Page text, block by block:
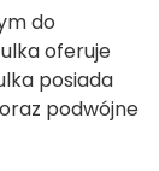
do
oferuje
posiada
podwójne